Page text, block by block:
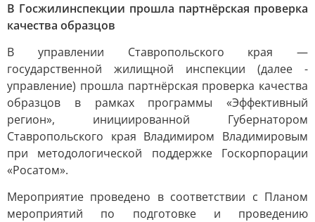
В Госжилинспекции прошла партнёрская проверка
качества образцов
В управлении Ставропольского края —
государственной жилищной инспекции (далее -
управление) прошла партнёрская проверка качества
образцов в рамках программы «Эффективный
регион», инициированной Губернатором
Ставропольского края Владимиром Владимировым
при методологической поддержке Госкорпорации
«Росатом».
Мероприятие проведено в соответствии с Планом
мероприятий по подготовке и проведению